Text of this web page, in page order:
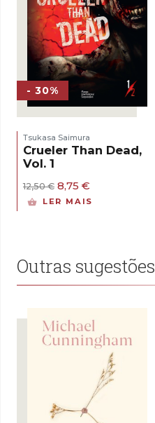
- 30%
Tsukasa Saimura
Crueler Than Dead,
Vol. 1
12,50€ O
preço
8,75 €
preço
LER MAIS
Outras sugestões